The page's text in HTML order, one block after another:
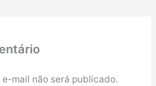
mail não será publicado.